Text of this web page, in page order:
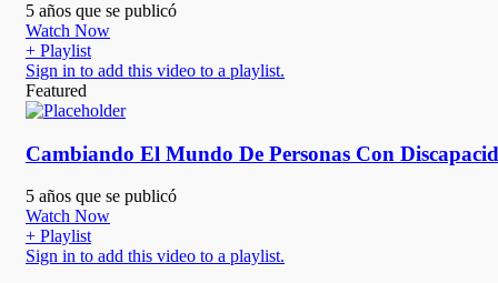
5 años que se publicó
Watch Now
+ Playlist
Sign in to add this video to a playlist.
Featured
Cambiando El Mundo De Personas Con
5 años que se publicó
Watch Now
+ Playlist
Sign in to add this video to a playlist.